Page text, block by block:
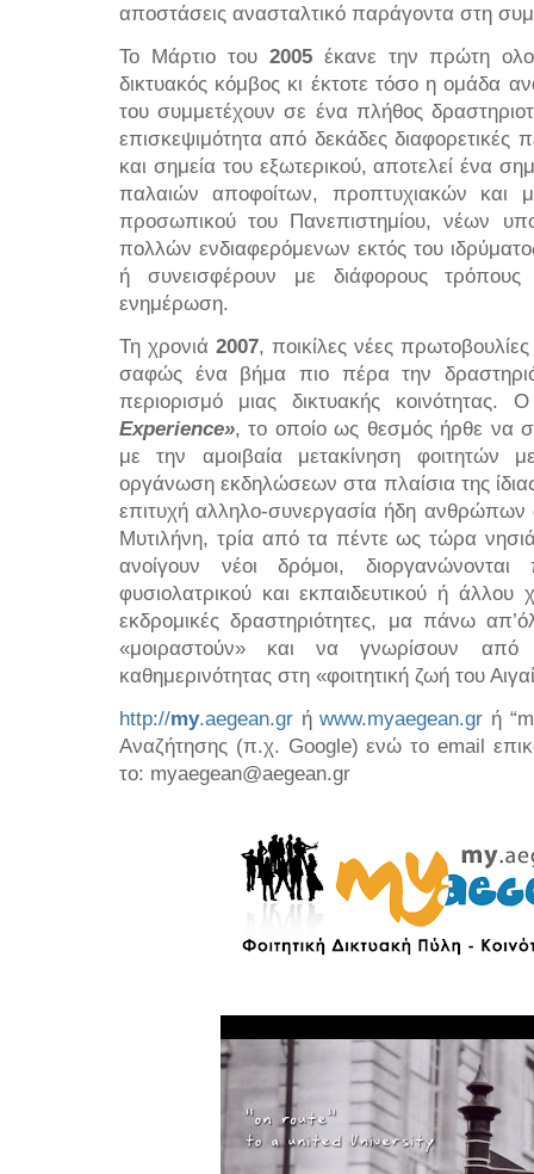
αποστάσεις ανασταλτικό παράγοντα στη
Το Μάρτιο του 2005έκανε την πρώτη
δικτυακός κόμβος κι έκτοτε τόσο η ομάδα
του συμμετέχουν σε ένα πλήθος
επισκεψιμότητα από δεκάδες διαφορετικές
και σημεία του εξωτερικού, αποτελεί ένα
παλαιών αποφοίτων, προπτυχιακών και
προσωπικού του Πανεπιστημίου, νέων
πολλών ενδιαφερόμενων εκτός του
ή συνεισφέρουν με διάφορους τρόπους
ενημέρωση.
Τη χρονιά 2007, ποικίλες νέες
σαφώς ένα βήμα πιο πέρα την
περιορισμό μιας δικτυακής
Experience», το οποίο ως θεσμός ήρθε να
με την αμοιβαία μετακίνηση φοιτητών
οργάνωση εκδηλώσεων στα πλαίσια της
επιτυχή αλληλο-συνεργασία ήδη
Μυτιλήνη, τρία από τα πέντε ως τώρα
ανοίγουν νέοι δρόμοι, διοργανώνονται
φυσιολατρικού και εκπαιδευτικού ή
εκδρομικές δραστηριότητες, μα πάνω
«μοιραστούν» και να γνωρίσουν από
καθημερινότητας στη «φοιτητική ζωή του
http://my.aegean.gr ήwww.myaegean.gr ή
Αναζήτησης (π.χ. Google) ενώ το email
το: myaegean@aegean.gr